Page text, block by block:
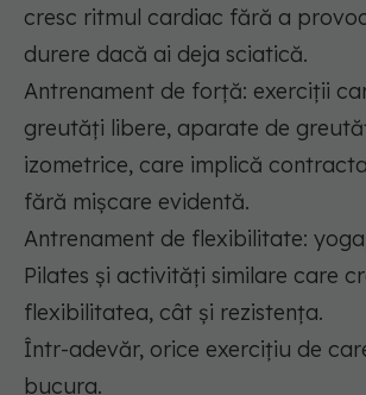
cresc ritmul cardiac fără a
durere dacă ai deja sciatică.
Antrenament de forță: exerciții
greutăți libere, aparate de
izometrice, care implică
fără mișcare evidentă.
Antrenament de flexibilitate:
Pilates și activități similare care
flexibilitatea, cât și rezistența.
Într-adevăr, orice exercițiu de
bucura.